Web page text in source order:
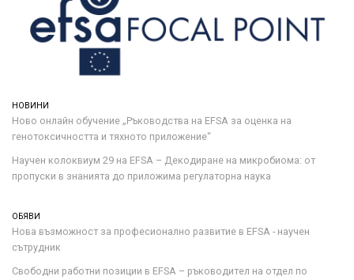
НОВИНИ
Ново онлайн обучение „Ръководства на ЕFSA за оценка на
генотоксичността и тяхното приложение“
Научен колоквиум 29 на EFSA – Декодиране на микробиома: от
пропуски в знанията до приложима регулаторна наука
ОБЯВИ
Нова възможност за професионално развитие в EFSA - научен
сътрудник
Свободни работни позиции в EFSA – ръководител на отдел по